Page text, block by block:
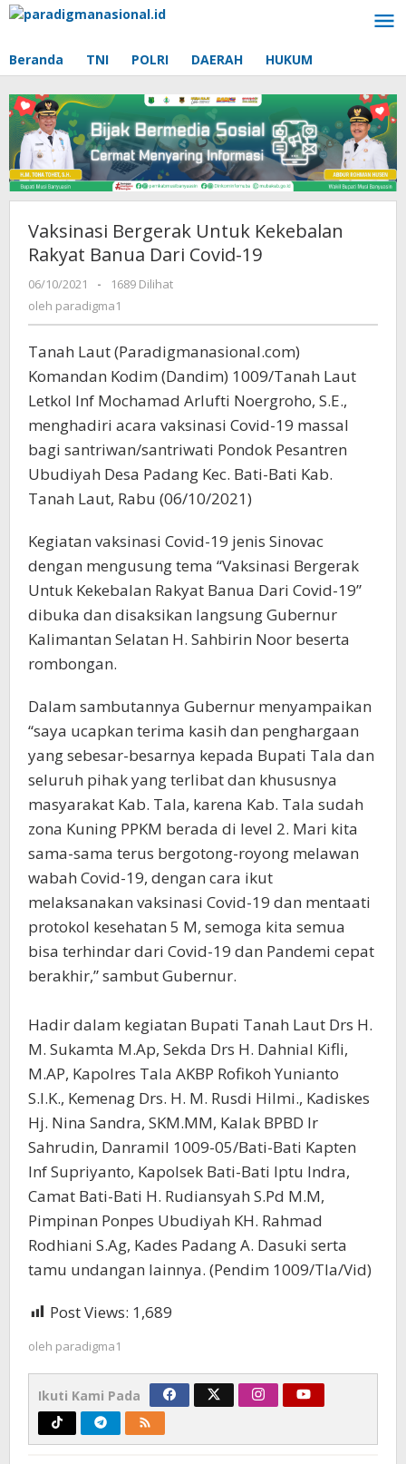
Lewati
Beranda TNI POLRI DAERAH HUKUM
Vaksinasi Bergerak Untuk Kekebalan
Rakyat Banua Dari Covid-19
06/10/2021
oleh
paradigma1
-
1689 Dilihat
oleh paradigma1
Tanah Laut (Paradigmanasional.com)
Komandan Kodim (Dandim) 1009/Tanah Laut
Letkol Inf Mochamad Arlufti Noergroho, S.E.,
menghadiri acara vaksinasi Covid-19 massal
bagi santriwan/santriwati Pondok Pesantren
Ubudiyah Desa Padang Kec. Bati-Bati Kab.
Tanah Laut, Rabu (06/10/2021)
Kegiatan vaksinasi Covid-19 jenis Sinovac
dengan mengusung tema “Vaksinasi Bergerak
Untuk Kekebalan Rakyat Banua Dari Covid-19”
dibuka dan disaksikan langsung Gubernur
Kalimantan Selatan H. Sahbirin Noor beserta
rombongan.
Dalam sambutannya Gubernur menyampaikan
“saya ucapkan terima kasih dan penghargaan
yang sebesar-besarnya kepada Bupati Tala dan
seluruh pihak yang terlibat dan khususnya
masyarakat Kab. Tala, karena Kab. Tala sudah
zona Kuning PPKM berada di level 2. Mari kita
sama-sama terus bergotong-royong melawan
wabah Covid-19, dengan cara ikut
melaksanakan vaksinasi Covid-19 dan mentaati
protokol kesehatan 5 M, semoga kita semua
bisa terhindar dari Covid-19 dan Pandemi cepat
berakhir,” sambut Gubernur.
Hadir dalam kegiatan Bupati Tanah Laut Drs H.
M. Sukamta M.Ap, Sekda Drs H. Dahnial Kifli,
M.AP, Kapolres Tala AKBP Rofikoh Yunianto
S.I.K., Kemenag Drs. H. M. Rusdi Hilmi., Kadiskes
Hj. Nina Sandra, SKM.MM, Kalak BPBD Ir
Sahrudin, Danramil 1009-05/Bati-Bati Kapten
Inf Supriyanto, Kapolsek Bati-Bati Iptu Indra,
Camat Bati-Bati H. Rudiansyah S.Pd M.M,
Pimpinan Ponpes Ubudiyah KH. Rahmad
Rodhiani S.Ag, Kades Padang A. Dasuki serta
tamu undangan lainnya. (Pendim 1009/Tla/Vid)
Post Views: 1,689
oleh paradigma1
Ikuti Kami Pada